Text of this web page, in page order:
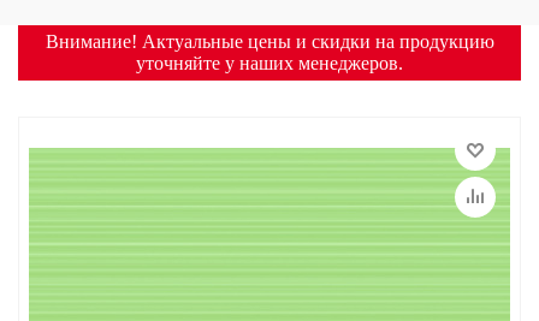
Внимание! Актуальные цены и скидки на продукцию
уточняйте у наших менеджеров.